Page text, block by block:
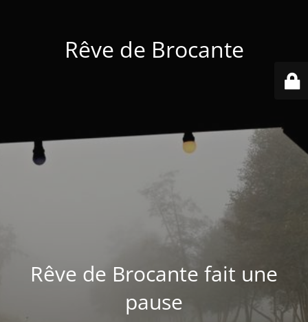
Rêve de Brocante
Rêve de Brocante fait une
pause